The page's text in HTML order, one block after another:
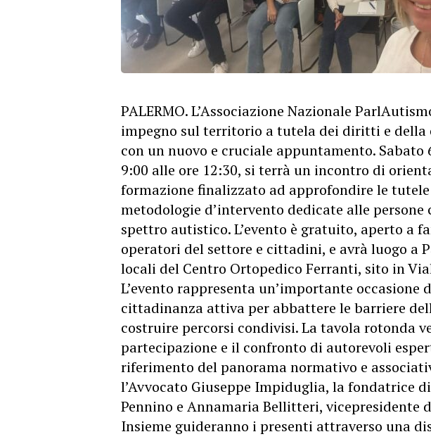
PALERMO. L’Associazione Nazionale
impegno sul territorio a tutela dei diritti e della
con un nuovo e cruciale appuntamento. Sabato
9:00 alle ore 12:30, si terrà un incontro di
formazione finalizzato ad approfondire le
metodologie d’intervento dedicate alle
spettro autistico. L’evento è gratuito, aperto a
operatori del settore e cittadini, e avrà luogo a
locali del Centro Ortopedico Ferranti, sito in
L’evento rappresenta un’importante
cittadinanza attiva per abbattere le barriere
costruire percorsi condivisi. La tavola rotonda
partecipazione e il confronto di autorevoli
riferimento del panorama normativo e
l’Avvocato Giuseppe Impiduglia, la fondatrice
Pennino e Annamaria Bellitteri, vicepresidente
Insieme guideranno i presenti attraverso una